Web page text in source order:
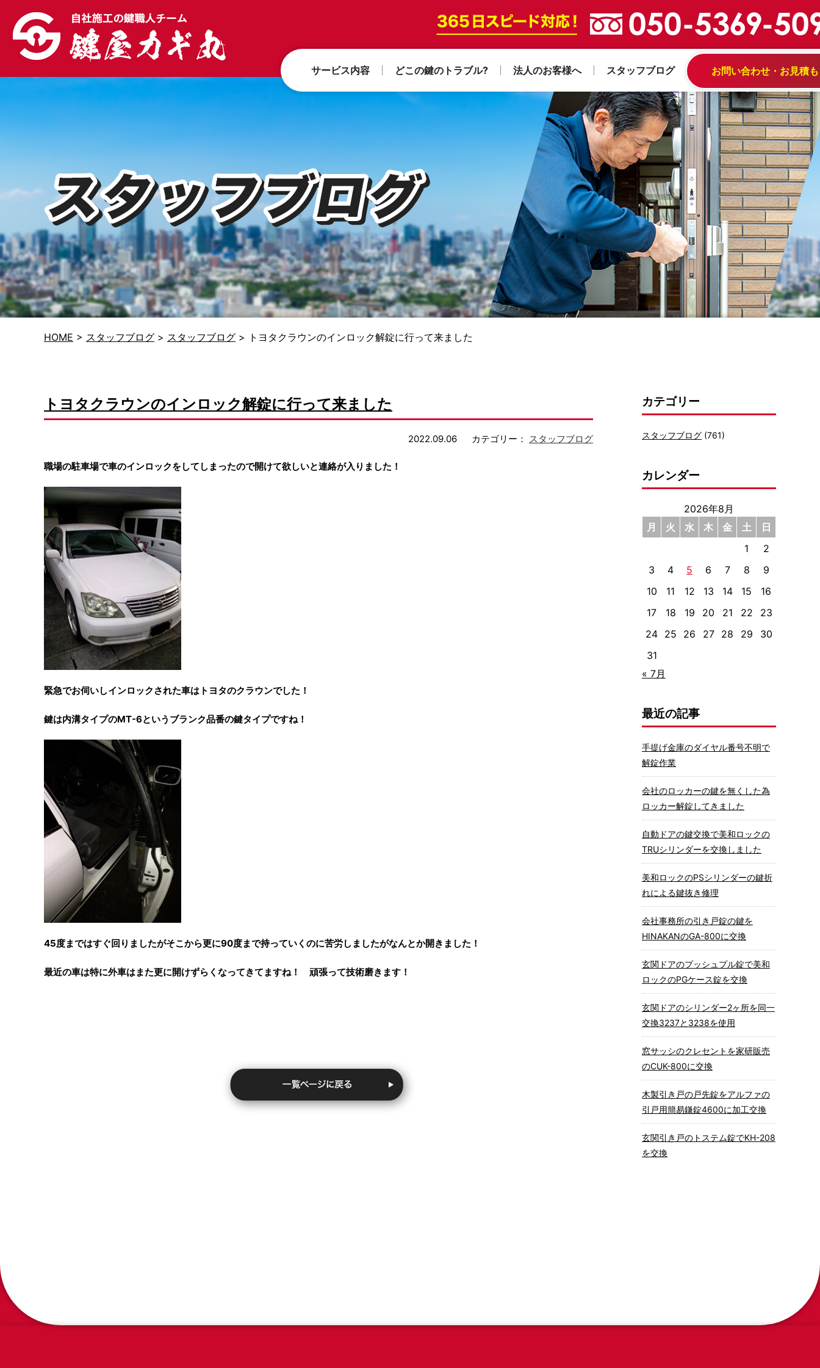
サービス内容 どこの鍵のトラブル? 法人のお客様へ スタッフブログ お問い合わせ・お見積
HOME > スタッフブログ > スタッフブログ > トヨタクラウンのインロック解錠に行って来ました
トヨタクラウンのインロック解錠に行って来ました
2022.09.06 カテゴリー： スタッフブログ
職場の駐車場で車のインロックをしてしまったので開けて欲しいと連絡が入りました！
緊急でお伺いしインロックされた車はトヨタのクラウンでした！
鍵は内溝タイプのMT-6というブランク品番の鍵タイプですね！
45度まではすぐ回りましたがそこから更に90度まで持っていくのに苦労しましたがなんとか開きました！
最近の車は特に外車はまた更に開けずらくなってきてますね！ 頑張って技術磨きます！
カテゴリー
スタッフブログ (761)
カレンダー
2026年8月
月
火 水 木 金 土
日
1
2
3
4 5 6 7 8
9
10
11 12 13 14 15
16
17
18 19 20 21 22
23
24 25 26 27 28 29
30
31
« 7月
最近の記事
手提げ金庫のダイヤル番号不明で
解錠作業
会社のロッカーの鍵を無くした為
ロッカー解錠してきました
自動ドアの鍵交換で美和ロックの
TRUシリンダーを交換しました
美和ロックのPSシリンダーの鍵折
れによる鍵抜き修理
会社事務所の引き戸錠の鍵を
HINAKANのGA-800に交換
玄関ドアのプッシュプル錠で美和
ロックのPGケース錠を交換
玄関ドアのシリンダー2ヶ所を同一
交換3237と3238を使用
窓サッシのクレセントを家研販売
のCUK-800に交換
木製引き戸の戸先錠をアルファの
引戸用簡易鎌錠4600に加工交換
玄関引き戸のトステム錠でKH-208
を交換